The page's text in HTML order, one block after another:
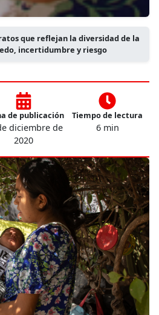
que reflejan la diversidad de la
incertidumbre y riesgo
de publicación
diciembre de
2020
Tiempo de lectura
6 min